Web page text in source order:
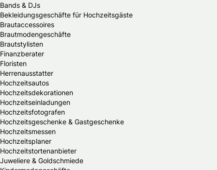
Bands & DJs
Bekleidungsgeschäfte für Hochzeitsgäste
Brautaccessoires
Brautmodengeschäfte
Brautstylisten
Finanzberater
Floristen
Herrenausstatter
Hochzeitsautos
Hochzeitsdekorationen
Hochzeitseinladungen
Hochzeitsfotografen
Hochzeitsgeschenke & Gastgeschenke
Hochzeitsmessen
Hochzeitsplaner
Hochzeitstortenanbieter
Juweliere & Goldschmiede